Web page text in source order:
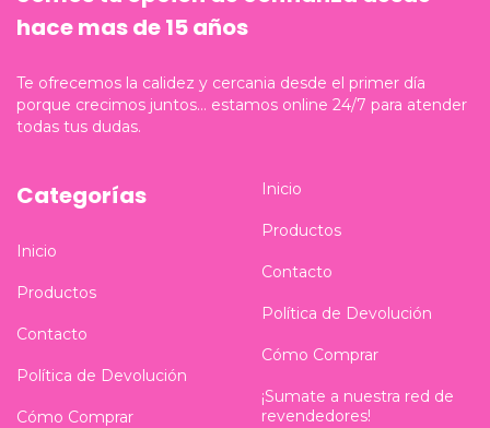
hace mas de 15 años
Te ofrecemos la calidez y cercania desde el primer día
porque crecimos juntos... estamos online 24/7 para atender
todas tus dudas.
Categorías
Inicio
Productos
Contacto
Política de Devolución
Cómo Comprar
Inicio
Productos
Contacto
Política de Devolución
Cómo Comprar
¡Sumate a nuestra red de
revendedores!